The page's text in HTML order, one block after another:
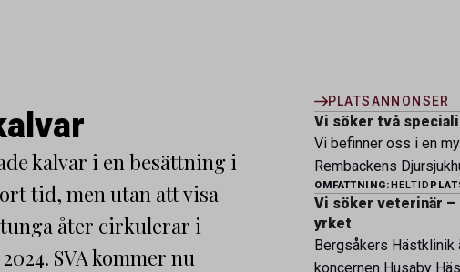
kalvar i en besättning i
tid, men utan att visa
åter cirkulerar i
SVA kommer nu
PLATSANNONSER
Vi söker två
Vi befinner oss i en
Rembackens
ledande djursjukhus –
specialistverksamhet
legitimerade
specialistkompetens
OMFATTNING:HELTID
Vi söker veterinär
yrket
Bergsåkers Hästklinik
koncernen Husaby